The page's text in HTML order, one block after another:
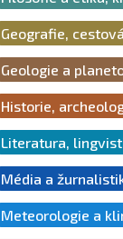
Geografie,
Geologie a
Historie,
Literatura,
Média a
Meteorologie a